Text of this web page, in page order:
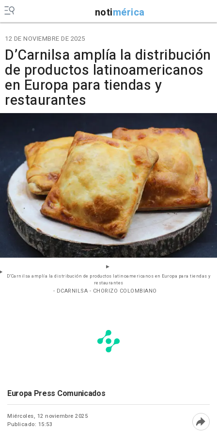
notimérica
12 DE NOVIEMBRE DE 2025
D’Carnilsa amplía la distribución
de productos latinoamericanos
en Europa para tiendas y
restaurantes
D’Carnilsa amplía la distribución de productos latinoamericanos en Europa para tiendas y
restaurantes
- DCARNILSA - CHORIZO COLOMBIANO
Europa Press Comunicados
Miércoles, 12 noviembre 2025
Publicado: 15:53